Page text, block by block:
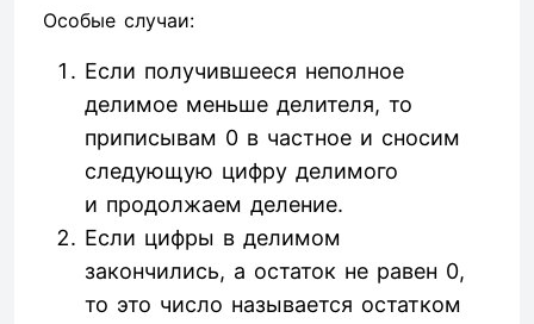
Особые случаи:
Если получившееся неполное
делимое меньше делителя, то
приписывам 0 в частное и сносим
следующую цифру делимого
и продолжаем деление.
Если цифры в делимом
закончились, а остаток не равен 0,
то это число называется остатком